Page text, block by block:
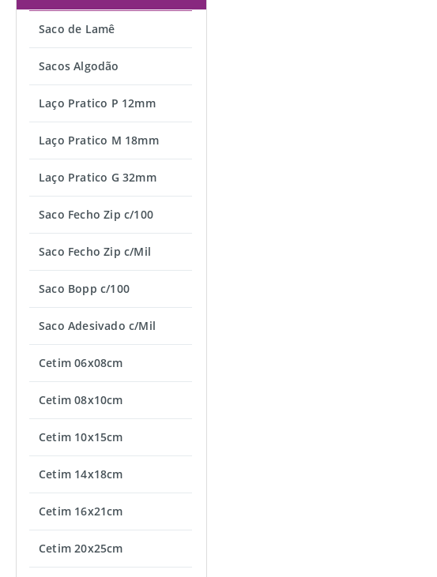
Saco de Lamê
Sacos Algodão
Laço Pratico P 12mm
Laço Pratico M 18mm
Laço Pratico G 32mm
Saco Fecho Zip c/100
Saco Fecho Zip c/Mil
Saco Bopp c/100
Saco Adesivado c/Mil
Cetim 06x08cm
Cetim 08x10cm
Cetim 10x15cm
Cetim 14x18cm
Cetim 16x21cm
Cetim 20x25cm